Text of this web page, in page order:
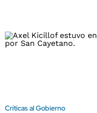
Críticas al Gobierno